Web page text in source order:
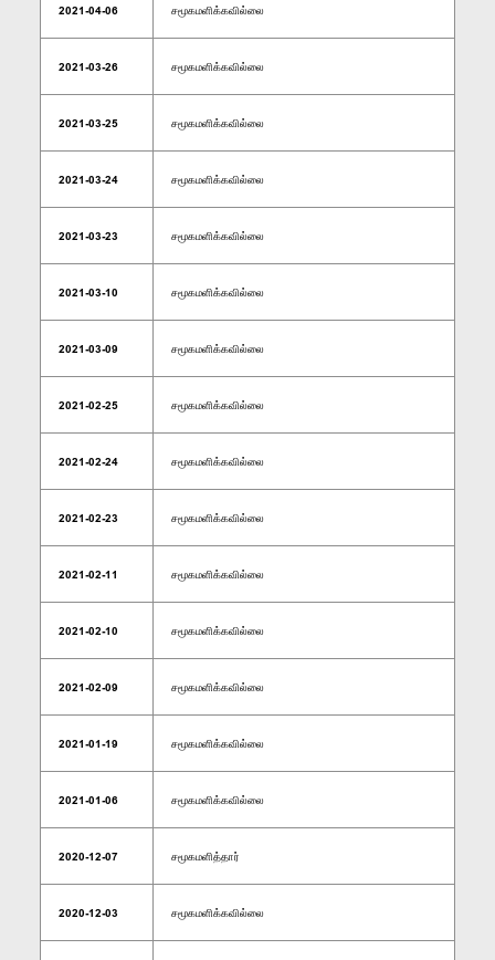
2021-04-06 சமூகமளிக்கவில்லை
2021-03-26 சமூகமளிக்கவில்லை
2021-03-25 சமூகமளிக்கவில்லை
2021-03-24 சமூகமளிக்கவில்லை
2021-03-23 சமூகமளிக்கவில்லை
2021-03-10 சமூகமளிக்கவில்லை
2021-03-09 சமூகமளிக்கவில்லை
2021-02-25 சமூகமளிக்கவில்லை
2021-02-24 சமூகமளிக்கவில்லை
2021-02-23 சமூகமளிக்கவில்லை
2021-02-11 சமூகமளிக்கவில்லை
2021-02-10 சமூகமளிக்கவில்லை
2021-02-09 சமூகமளிக்கவில்லை
2021-01-19 சமூகமளிக்கவில்லை
2021-01-06 சமூகமளிக்கவில்லை
2020-12-07 சமூகமளித்தார்
2020-12-03 சமூகமளிக்கவில்லை